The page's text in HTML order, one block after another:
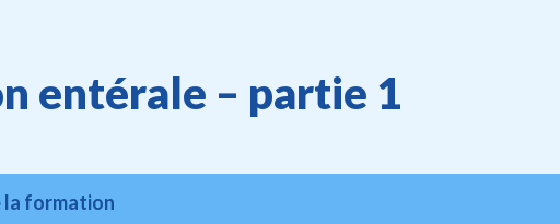
entérale – partie 1
la formation